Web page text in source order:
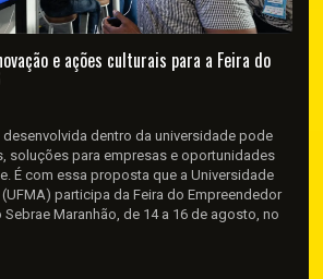
e ações culturais para a Feira do
dentro da universidade pode
soluções para empresas e oportunidades
É com essa proposta que a Universidade
participa da Feira do Empreendedor
Maranhão, de 14 a 16 de agosto, no